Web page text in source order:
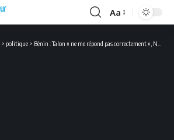
Font
Aa
> politique > Bénin : Talon « ne me répond pas correctement », Nicéphore Soglo